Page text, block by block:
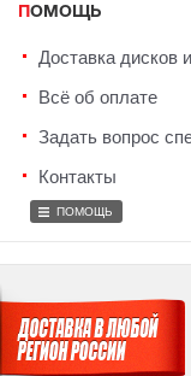
ПОМОЩЬ
Доставка дисков
Всё об оплате
Задать вопрос
Контакты
ПОМОЩЬ